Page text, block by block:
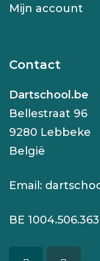
Mijn account
Contact
Dartschool.be
Bellestraat 96
9280 Lebbeke
België
Email:
BE 1004.506.363